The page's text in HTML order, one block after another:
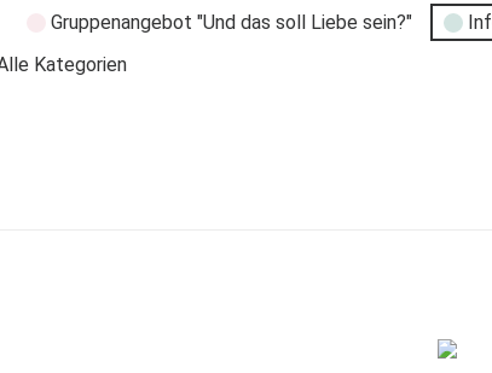
Gruppenangebot "Und das soll Liebe sein?"
Kategorien